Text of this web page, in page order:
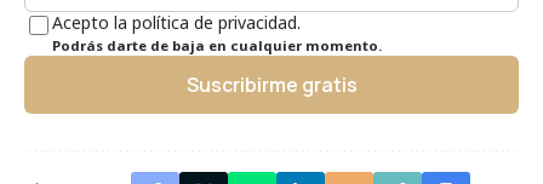
Acepto la política de privacidad.
Podrás darte de baja en cualquier momento.
Suscribirme gratis